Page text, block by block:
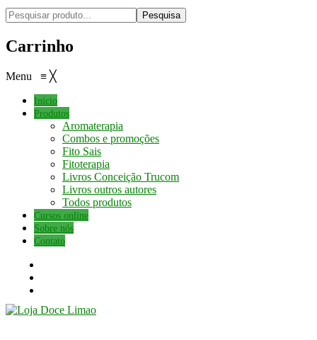
Pesquisa
Carrinho
Menu ≡ ╳
Início
Produtos
Aromaterapia
Combos e promoções
Fito Sais
Fitoterapia
Livros Conceição Trucom
Livros outros autores
Todos produtos
Cursos online
Sobre nós
Contato